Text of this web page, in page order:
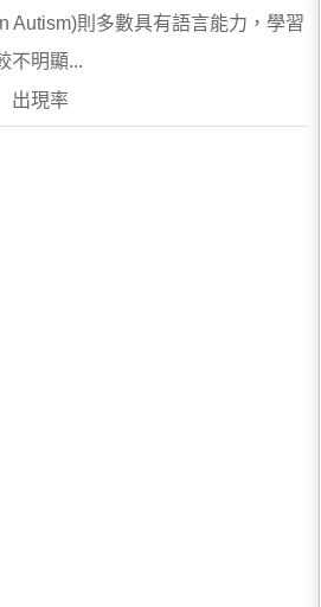
Autism)則多數具有語言能力，學習
不明顯...
現率